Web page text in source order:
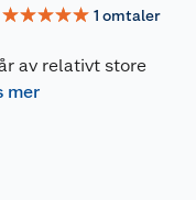
☆☆☆☆☆ 1 omtaler
av relativt store
mer